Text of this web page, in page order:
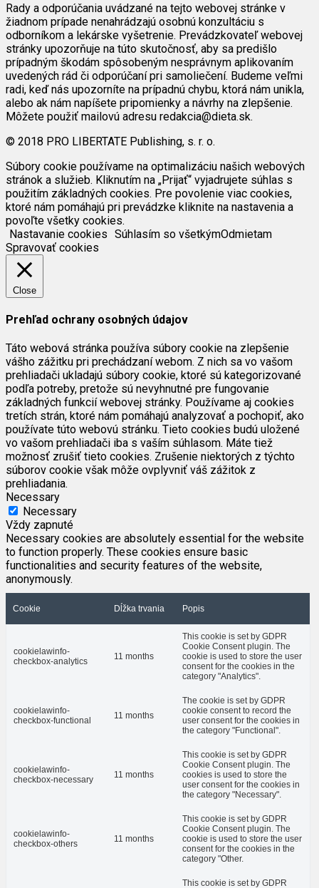
Rady a odporúčania uvádzané na tejto webovej stránke v
žiadnom prípade nenahrádzajú osobnú konzultáciu s
odborníkom a lekárske vyšetrenie. Prevádzkovateľ webovej
stránky upozorňuje na túto skutočnosť, aby sa predišlo
prípadným škodám spôsobeným nesprávnym aplikovaním
uvedených rád či odporúčaní pri samoliečení. Budeme veľmi
radi, keď nás upozorníte na prípadnú chybu, ktorá nám unikla,
alebo ak nám napíšete pripomienky a návrhy na zlepšenie.
Môžete použiť mailovú adresu redakcia@dieta.sk.
© 2018 PRO LIBERTATE Publishing, s. r. o.
Súbory cookie používame na optimalizáciu našich webových
stránok a služieb. Kliknutím na „Prijať“ vyjadrujete súhlas s
použitím základných cookies. Pre povolenie viac cookies,
ktoré nám pomáhajú pri prevádzke kliknite na nastavenia a
povoľte všetky cookies.
Nastavanie cookies Súhlasím so všetkýmOdmietam
Spravovať cookies
Close
Prehľad ochrany osobných údajov
Táto webová stránka používa súbory cookie na zlepšenie
vášho zážitku pri prechádzaní webom. Z nich sa vo vašom
prehliadači ukladajú súbory cookie, ktoré sú kategorizované
podľa potreby, pretože sú nevyhnutné pre fungovanie
základných funkcií webovej stránky. Používame aj cookies
tretích strán, ktoré nám pomáhajú analyzovať a pochopiť, ako
používate túto webovú stránku. Tieto cookies budú uložené
vo vašom prehliadači iba s vaším súhlasom. Máte tiež
možnosť zrušiť tieto cookies. Zrušenie niektorých z týchto
súborov cookie však môže ovplyvniť váš zážitok z
prehliadania.
Necessary
Necessary
Vždy zapnuté
Necessary cookies are absolutely essential for the website
to function properly. These cookies ensure basic
functionalities and security features of the website,
anonymously.
Cookie Dĺžka trvania Popis
cookielawinfo-
checkbox-analytics
11 months
This cookie is set by GDPR
Cookie Consent plugin. The
cookie is used to store the user
consent for the cookies in the
category "Analytics".
cookielawinfo-
checkbox-functional
11 months
The cookie is set by GDPR
cookie consent to record the
user consent for the cookies in
the category "Functional".
cookielawinfo-
checkbox-necessary
11 months
This cookie is set by GDPR
Cookie Consent plugin. The
cookies is used to store the
user consent for the cookies in
the category "Necessary".
cookielawinfo-
checkbox-others
11 months
This cookie is set by GDPR
Cookie Consent plugin. The
cookie is used to store the user
consent for the cookies in the
category "Other.
This cookie is set by GDPR